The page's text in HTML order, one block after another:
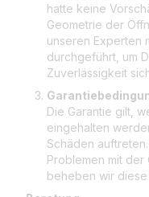
hatte keine
Geometrie der
unseren Experten
durchgeführt, um
Zuverlässigkeit
Die Garantie gilt,
eingehalten
Schäden
Problemen mit der
beheben wir